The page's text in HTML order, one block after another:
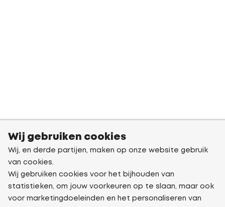
Wij gebruiken cookies
Wij, en derde partijen, maken op onze website gebruik
van cookies.
Wij gebruiken cookies voor het bijhouden van
statistieken, om jouw voorkeuren op te slaan, maar ook
voor marketingdoeleinden en het personaliseren van